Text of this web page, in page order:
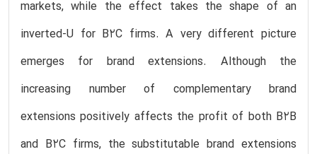
markets, while the effect takes the shape of an
inverted-U for B2C firms. A very different picture
emerges for brand extensions. Although the
increasing number of complementary brand
extensions positively affects the profit of both B2B
and B2C firms, the substitutable brand extensions